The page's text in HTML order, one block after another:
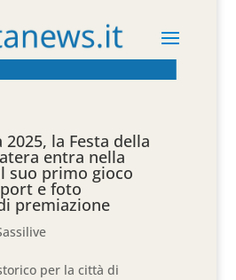
la Festa della
entra nella
suo primo gioco
e foto
premiazione
per la città di